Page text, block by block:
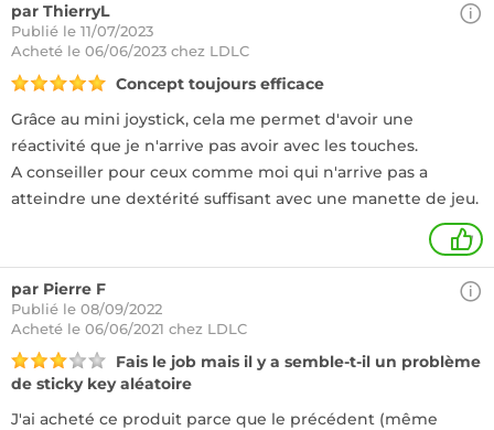
par ThierryL
Publié le 11/07/2023
Acheté le 06/06/2023 chez LDLC
Concept toujours efficace
Grâce au mini joystick, cela me permet d'avoir une
réactivité que je n'arrive pas avoir avec les touches.
A conseiller pour ceux comme moi qui n'arrive pas a
atteindre une dextérité suffisant avec une manette de jeu.
1
par Pierre F
Publié le 08/09/2022
Acheté le 06/06/2021 chez LDLC
Fais le job mais il y a semble-t-il un problème
de sticky key aléatoire
J'ai acheté ce produit parce que le précédent (même